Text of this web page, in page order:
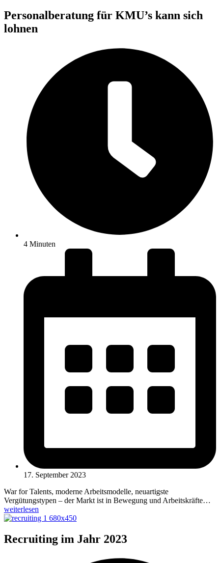
Personalberatung für KMU’s kann sich
lohnen
4 Minuten
17. September 2023
War for Talents, moderne Arbeitsmodelle, neuartigste
Vergütungstypen – der Markt ist in Bewegung und Arbeitskräfte…
weiterlesen
Recruiting im Jahr 2023